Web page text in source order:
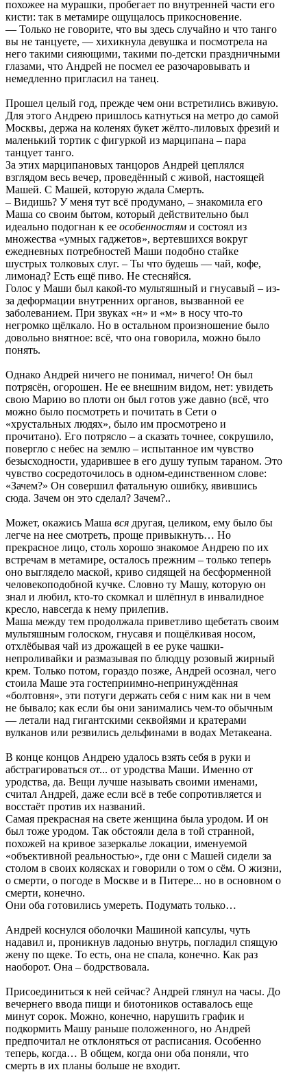
похожее на мурашки, пробегает по внутренней части его
кисти: так в метамире ощущалось прикосновение.
— Только не говорите, что вы здесь случайно и что танго
вы не танцуете, — хихикнула девушка и посмотрела на
него такими сияющими, такими по-детски праздничными
глазами, что Андрей не посмел ее разочаровывать и
немедленно пригласил на танец.
Прошел целый год, прежде чем они встретились вживую.
Для этого Андрею пришлось катнуться на метро до самой
Москвы, держа на коленях букет жёлто-лиловых фрезий и
маленький тортик с фигуркой из марципана – пара
танцует танго.
За этих марципановых танцоров Андрей цеплялся
взглядом весь вечер, проведённый с живой, настоящей
Машей. С Машей, которую ждала Смерть.
– Видишь? У меня тут всё продумано, – знакомила его
Маша со своим бытом, который действительно был
идеально подогнан к ее особенностям и состоял из
множества «умных гаджетов», вертевшихся вокруг
ежедневных потребностей Маши подобно стайке
шустрых толковых слуг. – Ты что будешь — чай, кофе,
лимонад? Есть ещё пиво. Не стесняйся.
Голос у Маши был какой-то мультяшный и гнусавый – из-
за деформации внутренних органов, вызванной ее
заболеванием. При звуках «н» и «м» в носу что-то
негромко щёлкало. Но в остальном произношение было
довольно внятное: всё, что она говорила, можно было
понять.
Однако Андрей ничего не понимал, ничего! Он был
потрясён, огорошен. Не ее внешним видом, нет: увидеть
свою Марию во плоти он был готов уже давно (всё, что
можно было посмотреть и почитать в Сети о
«хрустальных людях», было им просмотрено и
прочитано). Его потрясло – а сказать точнее, сокрушило,
повергло с небес на землю – испытанное им чувство
безысходности, ударившее в его душу тупым тараном. Это
чувство сосредоточилось в одном-единственном слове:
«Зачем?» Он совершил фатальную ошибку, явившись
сюда. Зачем он это сделал? Зачем?..
Может, окажись Маша вся другая, целиком, ему было бы
легче на нее смотреть, проще привыкнуть… Но
прекрасное лицо, столь хорошо знакомое Андрею по их
встречам в метамире, осталось прежним – только теперь
оно выглядело маской, криво сидящей на бесформенной
человекоподобной кучке. Словно ту Машу, которую он
знал и любил, кто-то скомкал и шлёпнул в инвалидное
кресло, навсегда к нему прилепив.
Маша между тем продолжала приветливо щебетать своим
мультяшным голоском, гнусавя и пощёлкивая носом,
отхлёбывая чай из дрожащей в ее руке чашки-
непроливайки и размазывая по блюдцу розовый жирный
крем. Только потом, гораздо позже, Андрей осознал, чего
стоила Маше эта гостеприимно-непринуждённая
«болтовня», эти потуги держать себя с ним как ни в чем
не бывало; как если бы они занимались чем-то обычным
— летали над гигантскими секвойями и кратерами
вулканов или резвились дельфинами в водах Метакеана.
В конце концов Андрею удалось взять себя в руки и
абстрагироваться от... от уродства Маши. Именно от
уродства, да. Вещи лучше называть своими именами,
считал Андрей, даже если всё в тебе сопротивляется и
восстаёт против их названий.
Самая прекрасная на свете женщина была уродом. И он
был тоже уродом. Так обстояли дела в той странной,
похожей на кривое зазеркалье локации, именуемой
«объективной реальностью», где они с Машей сидели за
столом в своих колясках и говорили о том о сём. О жизни,
о смерти, о погоде в Москве и в Питере... но в основном о
смерти, конечно.
Они оба готовились умереть. Подумать только…
Андрей коснулся оболочки Машиной капсулы, чуть
надавил и, проникнув ладонью внутрь, погладил спящую
жену по щеке. То есть, она не спала, конечно. Как раз
наоборот. Она – бодрствовала.
Присоединиться к ней сейчас? Андрей глянул на часы. До
вечернего ввода пищи и биотоников оставалось еще
минут сорок. Можно, конечно, нарушить график и
подкормить Машу раньше положенного, но Андрей
предпочитал не отклоняться от расписания. Особенно
теперь, когда… В общем, когда они оба поняли, что
смерть в их планы больше не входит.